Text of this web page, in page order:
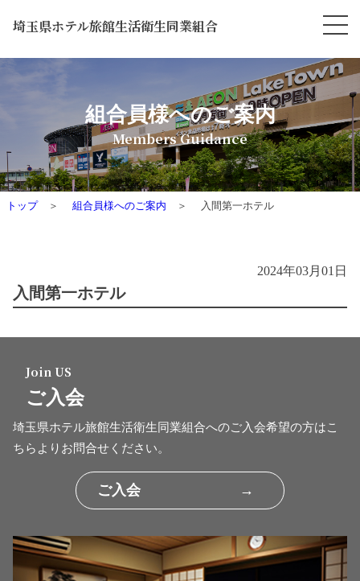
埼玉県ホテル旅館生活衛生同業組合
組合員様へのご案内
Members Guidance
トップ 組合員様へのご案内 入間第一ホテル
2024年03月01日
入間第一ホテル
Join US
ご入会
埼玉県ホテル旅館生活衛生同業組合へのご入会希望の方はこ
ちらよりお問合せください。
ご入会